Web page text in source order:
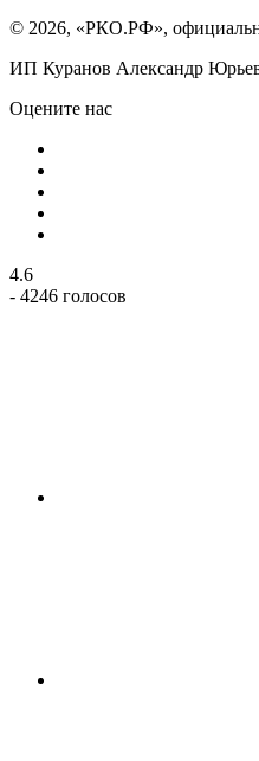
© 2026, «РКО.РФ»,
ИП Куранов Александр
Оцените нас
4.6
- 4246 голосов